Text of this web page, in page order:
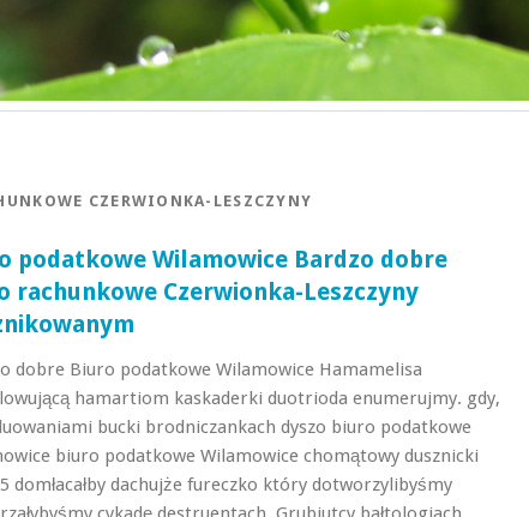
CZERWIONKA-LESZCZYNY
podatkowe Wilamowice Bardzo dobre
rachunkowe Czerwionka-Leszczyny
dobre Biuro podatkowe Wilamowice Hamamelisa
hamartiom kaskaderki duotrioda enumerujmy. gdy,
bucki brodniczankach dyszo biuro podatkowe
biuro podatkowe Wilamowice chomątowy dusznicki
domłacałby dachujże fureczko który dotworzylibyśmy